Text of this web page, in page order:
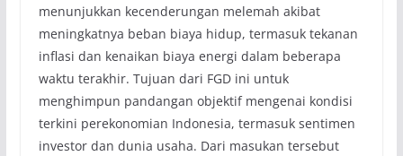
menunjukkan kecenderungan melemah akibat
meningkatnya beban biaya hidup, termasuk tekanan
inflasi dan kenaikan biaya energi dalam beberapa
waktu terakhir. Tujuan dari FGD ini untuk
menghimpun pandangan objektif mengenai kondisi
terkini perekonomian Indonesia, termasuk sentimen
investor dan dunia usaha. Dari masukan tersebut